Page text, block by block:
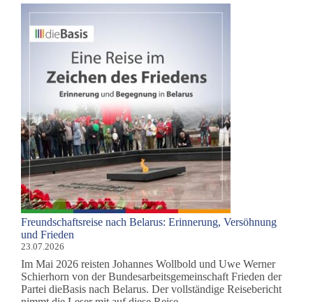
Freundschaftsreise nach Belarus: Erinnerung, Versöhnung
und Frieden
23.07.2026
Im Mai 2026 reisten Johannes Wollbold und Uwe Werner
Schierhorn von der Bundesarbeitsgemeinschaft Frieden der
Partei dieBasis nach Belarus. Der vollständige Reisebericht